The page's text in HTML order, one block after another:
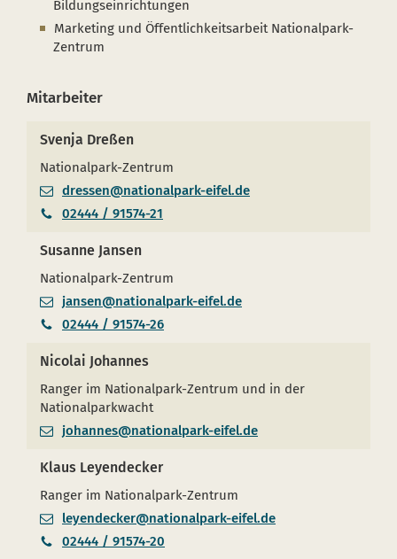
Bildungseinrichtungen
Marketing und Öffentlichkeitsarbeit Nationalpark-
Zentrum
Mitarbeiter
Svenja Dreßen
Nationalpark-Zentrum
dressen@nationalpark-eifel.de
02444 / 91574-21
Susanne Jansen
Nationalpark-Zentrum
jansen@nationalpark-eifel.de
02444 / 91574-26
Nicolai Johannes
Ranger im Nationalpark-Zentrum und in der
Nationalparkwacht
johannes@nationalpark-eifel.de
Klaus Leyendecker
Ranger im Nationalpark-Zentrum
leyendecker@nationalpark-eifel.de
02444 / 91574-20